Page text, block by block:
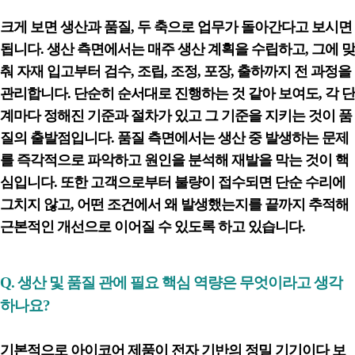
크게 보면 생산과 품질, 두 축으로 업무가 돌아간다고 보시면
됩니다. 생산 측면에서는 매주 생산 계획을 수립하고, 그에 맞
춰 자재 입고부터 검수, 조립, 조정, 포장, 출하까지 전 과정을
관리합니다. 단순히 순서대로 진행하는 것 같아 보여도, 각 단
계마다 정해진 기준과 절차가 있고 그 기준을 지키는 것이 품
질의 출발점입니다. 품질 측면에서는 생산 중 발생하는 문제
를 즉각적으로 파악하고 원인을 분석해 재발을 막는 것이 핵
심입니다. 또한 고객으로부터 불량이 접수되면 단순 수리에
그치지 않고, 어떤 조건에서 왜 발생했는지를 끝까지 추적해
근본적인 개선으로 이어질 수 있도록 하고 있습니다.
Q.생산 및 품질 관에 필요 핵심 역량은 무엇이라고 생각
하나요?
기본적으로 아이코어 제품이 전자 기반의 정밀 기기이다 보